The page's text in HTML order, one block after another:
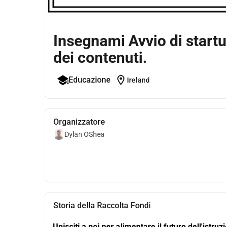
Insegnami Avvio di
dei contenuti.
Educazione location_on Ireland
Organizzatore
Dylan OShea
Storia della Raccolta Fondi